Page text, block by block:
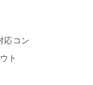
応コン
ト